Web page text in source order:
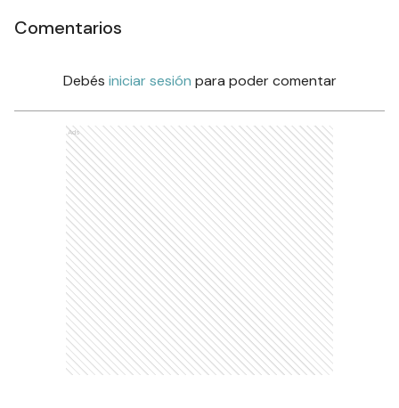
Comentarios
Debés iniciar sesión para poder comentar
Ads